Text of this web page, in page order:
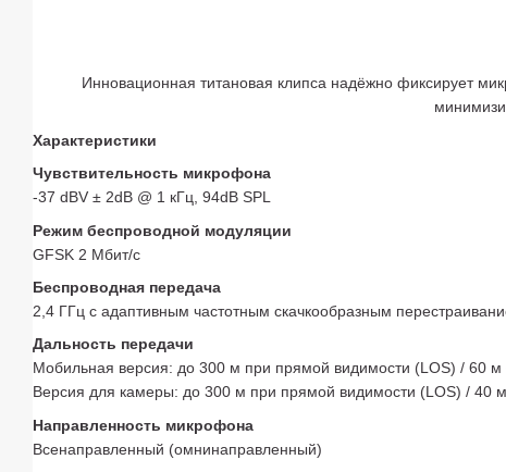
Инновационная титановая клипса надёжно фиксирует
Характеристики
Чувствительность микрофона
-37 dBV ± 2dB @ 1 кГц, 94dB SPL
Режим беспроводной модуляции
GFSK 2 Мбит/с
Беспроводная передача
2,4 ГГц с адаптивным частотным скачкообразным
Дальность передачи
Мобильная версия: до 300 м при прямой видимости (LOS) / 60 м
Версия для камеры: до 300 м при прямой видимости (LOS) / 40
Направленность микрофона
Всенаправленный (омнинаправленный)